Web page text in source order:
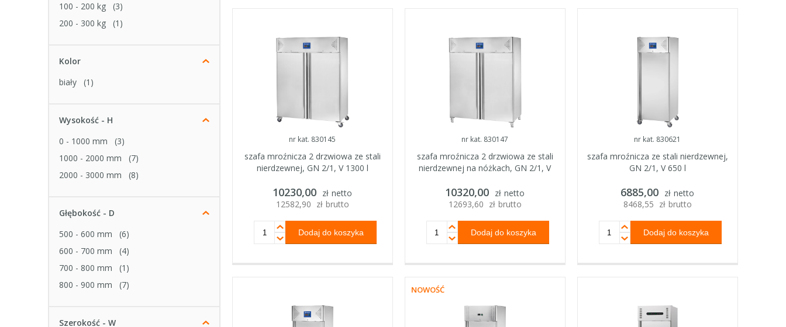
100 - 200 kg
(3)
200 - 300 kg
(1)
Kolor
biały
(1)
Wysokość - H
0 - 1000 mm
(3)
1000 - 2000 mm
(7)
2000 - 3000 mm
(8)
Głębokość - D
500 - 600 mm
(6)
600 - 700 mm
(4)
700 - 800 mm
(1)
800 - 900 mm
(7)
Szerokość - W
nr kat. 830145
szafa mroźnicza 2 drzwiowa ze stali
nierdzewnej, GN 2/1, V 1300 l
10230,00 zł netto
12582,90 zł brutto
nr kat. 830147
szafa mroźnicza 2 drzwiowa ze stali
nierdzewnej na nóżkach, GN 2/1, V
10320,00 zł netto
12693,60 zł brutto
nr kat. 830621
szafa mroźnicza ze stali nierdzewnej,
GN 2/1, V 650 l
6885,00 zł netto
8468,55 zł brutto
NOWOŚĆ